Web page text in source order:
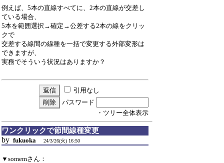
例えば、5本の直線すべてに、2本の直線が交差し
ている場合、
5本を範囲選択→確定→公差する2本の線をクリッ
クで
交差する線間の線種を一括で変更する外部変形は
できますが、
実務でそういう状況はありますか？
引用なし
パスワード
・ツリー全体表示
ワンクリックで節間線種変更
by fukuoka 24/3/26(火) 16:50
▼somemさん：